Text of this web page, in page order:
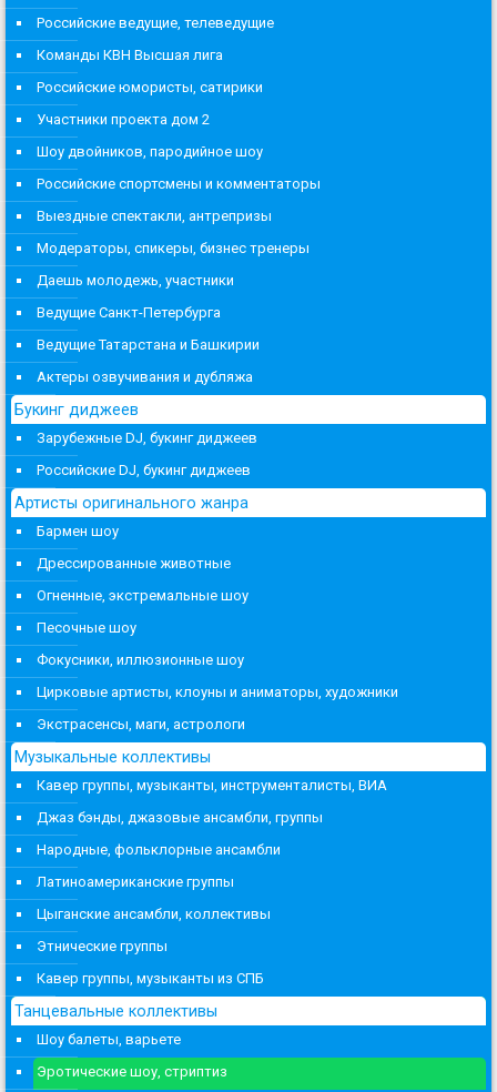
Российские ведущие, телеведущие
Команды КВН Высшая лига
Российские юмористы, сатирики
Участники проекта дом 2
Шоу двойников, пародийное шоу
Российские спортсмены и комментаторы
Выездные спектакли, антрепризы
Модераторы, спикеры, бизнес тренеры
Даешь молодежь, участники
Ведущие Санкт-Петербурга
Ведущие Татарстана и Башкирии
Актеры озвучивания и дубляжа
Букинг диджеев
Зарубежные DJ, букинг диджеев
Российские DJ, букинг диджеев
Артисты оригинального жанра
Бармен шоу
Дрессированные животные
Огненные, экстремальные шоу
Песочные шоу
Фокусники, иллюзионные шоу
Цирковые артисты, клоуны и аниматоры, художники
Экстрасенсы, маги, астрологи
Музыкальные коллективы
Кавер группы, музыканты, инструменталисты, ВИА
Джаз бэнды, джазовые ансамбли, группы
Народные, фольклорные ансамбли
Латиноамериканские группы
Цыганские ансамбли, коллективы
Этнические группы
Кавер группы, музыканты из СПБ
Танцевальные коллективы
Шоу балеты, варьете
Эротические шоу, стриптиз